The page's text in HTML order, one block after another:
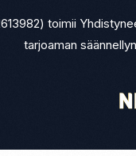
toimii
tarjoaman